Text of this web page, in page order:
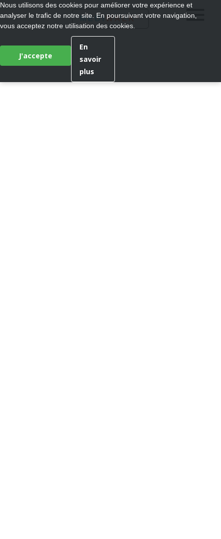
MEDI WALK®
Nous utilisons des cookies pour améliorer votre expérience et
analyser le trafic de notre site. En poursuivant votre navigation,
vous acceptez notre utilisation des cookies.
J'accepte
En
savoir
plus